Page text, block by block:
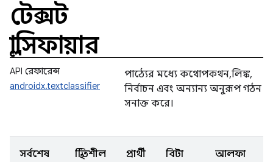
টেক্সট
ক্লাসিফায়ার
API রেফারেন্স
androidx.textclassifier
পাঠ্যের মধ্যে কথোপকথন, লিঙ্ক,
নির্বাচন এবং অন্যান্য অনুরূপ গঠন
সনাক্ত করে।
সর্বশেষ
স্থিতিশীল
প্রার্থী
বিটা
আলফা